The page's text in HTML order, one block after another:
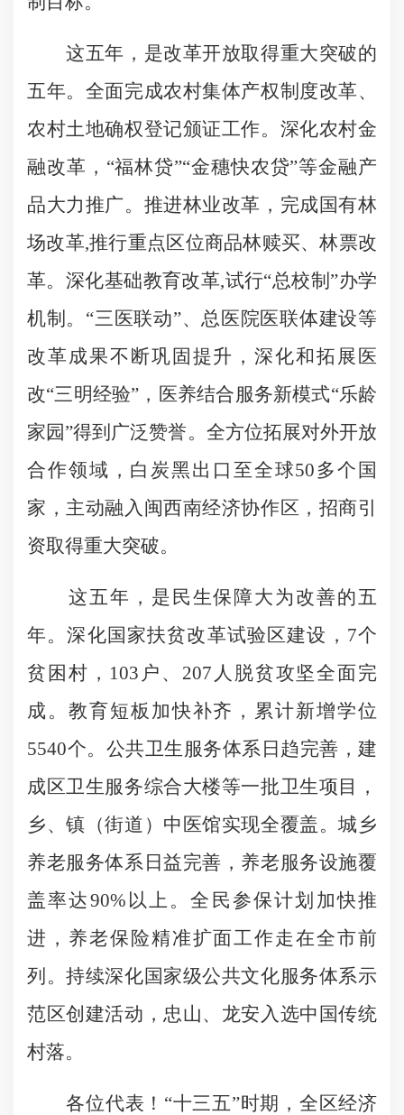
这五年，是改革开放取得重大突破的
五年。全面完成农村集体产权制度改革、
农村土地确权登记颁证工作。深化农村金
融改革，“福林贷”“金穗快农贷”等金融产
品大力推广。推进林业改革，完成国有林
场改革,推行重点区位商品林赎买、林票改
革。深化基础教育改革,试行“总校制”办学
机制。“三医联动”、总医院医联体建设等
改革成果不断巩固提升，深化和拓展医
改“三明经验”，医养结合服务新模式“乐龄
家园”得到广泛赞誉。全方位拓展对外开放
合作领域，白炭黑出口至全球50多个国
家，主动融入闽西南经济协作区，招商引
资取得重大突破。
这五年，是民生保障大为改善的五
年。深化国家扶贫改革试验区建设，7个
贫困村，103户、207人脱贫攻坚全面完
成。教育短板加快补齐，累计新增学位
5540个。公共卫生服务体系日趋完善，建
成区卫生服务综合大楼等一批卫生项目，
乡、镇（街道）中医馆实现全覆盖。城乡
养老服务体系日益完善，养老服务设施覆
盖率达90%以上。全民参保计划加快推
进，养老保险精准扩面工作走在全市前
列。持续深化国家级公共文化服务体系示
范区创建活动，忠山、龙安入选中国传统
村落。
各位代表！“十三五”时期，全区经济